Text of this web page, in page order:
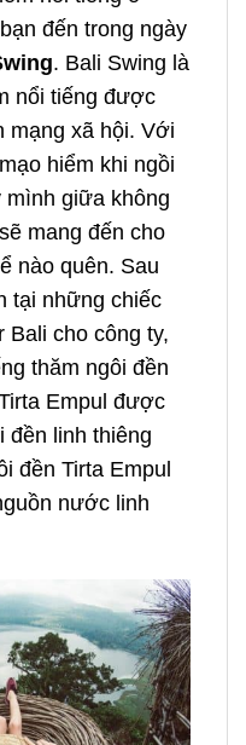
đến trong ngày
. Bali Swing là
nổi tiếng được
mạng xã hội. Với
hiểm khi ngồi
mình giữa không
mang đến cho
nào quên. Sau
tại những chiếc
Bali cho công ty,
thăm ngôi đền
Empul được
đền linh thiêng
đền Tirta Empul
nước linh